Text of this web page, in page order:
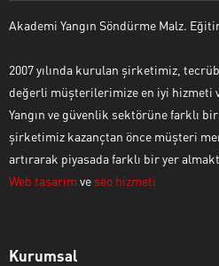
Akademi Yangın Söndürme Malz.
2007 yılında kurulan şirketimiz,
değerli müşterilerimize en iyi hizmeti
Yangın ve güvenlik sektörüne farklı bir
şirketimiz kazançtan önce müşteri
artırarak piyasada farklı bir yer
Web tasarım ve seo hizmeti
Kurumsal